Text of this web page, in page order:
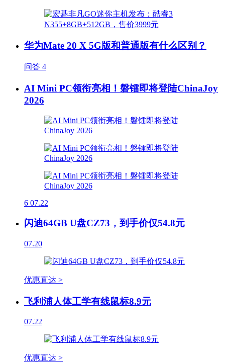
华为Mate 20 X 5G版和普通版有什么区别？
问答 4
AI Mini PC领衔亮相！磐镭即将登陆ChinaJoy
2026
6 07.22
闪迪64GB U盘CZ73，到手价仅54.8元
07.20
优惠直达 >
飞利浦人体工学有线鼠标8.9元
07.22
优惠直达 >